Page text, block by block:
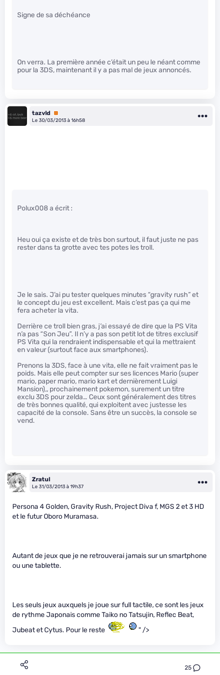
25
Signe de sa déchéance
On verra. La première année c’était un peu le néant comme
pour la 3DS, maintenant il y a pas mal de jeux annoncés.
tazvld
Premium
Le 30/03/2013 à 16h58
Polux008 a écrit :
Heu oui ça existe et de très bon surtout, il faut juste ne pas
rester dans ta grotte avec tes potes les troll.
Je le sais. J’ai pu tester quelques minutes “gravity rush” et
le concept du jeu est excellent. Mais c’est pas ça qui me
fera acheter la vita.
Derrière ce troll bien gras, j’ai essayé de dire que la PS Vita
n’a pas “Son Jeu”. Il n’y a pas son petit lot de titres exclusif
PS Vita qui la rendraient indispensable et qui la mettraient
en valeur (surtout face aux smartphones).
Prenons la 3DS, face à une vita, elle ne fait vraiment pas le
poids. Mais elle peut compter sur ses licences Mario (super
mario, paper mario, mario kart et dernièrement Luigi
Mansion),, prochainement pokemon, surement un titre
exclu 3DS pour zelda… Ceux sont généralement des titres
de très bonnes qualité, qui exploitent avec justesse les
capacité de la console. Sans être un succès, la console se
vend.
Zratul
Le 31/03/2013 à 19h37
Persona 4 Golden, Gravity Rush, Project Diva f, MGS 2 et 3 HD
et le futur Oboro Muramasa.
Autant de jeux que je ne retrouverai jamais sur un smartphone
ou une tablette.
Les seuls jeux auxquels je joue sur full tactile, ce sont les jeux
de rythme Japonais comme Taiko no Tatsujin, Reflec Beat,
Jubeat et Cytus. Pour le reste
" />